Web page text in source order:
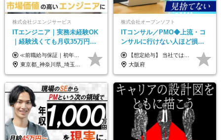
株式会社ジエンジサービス
ITエンジニア｜実務未経験OK
｜経験浅くても月収35万円～
｜チーム参画中心｜フルリモ
ート可｜自社サービスあり
≪前職給与保証｜初年度想定年収420万円～≫ 月給35万円以上＋決算賞与＋交通費 ※スキル・経験を考慮の上、優遇します ※上記月給には固定残業代月20時間分(4万5000円以上)を含みます。超過した場合は、その分追加支給します ※試用期間3～6ヵ月は固定残業代なし(雇用形態やその他待遇・福利厚生は同じです) ＝＝＝＝＝＝＝＝＝＝＝ ▼実力と成長にこだわった評価制度▼ 年2回の評価で昇給・昇格が決まります。 評価は、就業先のお客様からの評価をベースに、目標達成状況やプロジェクトでの役割・貢献度などを総合的に判断して決定します。 日々の働きぶりを実際に見ているお客様の声を反映することで、より公平で納得感のある評価を実現しています。 また、評価後は面談を通じてフィードバックを行い、今後の成長やキャリアについて一緒に考えていきます。 ▼成長につながる目標設定▼ 半期ごとに、具体的な行動ベースの目標を設定し、その達成度や取り組みのプロセスを評価に反映します。 目標は、お客様からのフィードバックや現場での課題をもとに設定するため、「今何を伸ばすべきか」が明確になります。 また、上司との面談を通じて振り返りと次の目標設定を行い、継続的なスキルアップと市場価値の向上を支援しています。
東京都_神奈川県_埼玉県_千葉県_大阪府_愛知県_北海道_青森県_岩手県_宮城県_秋田県_山形県_福島県_茨城県_栃木県_群馬県_新潟県_山梨県_長野県_富山県_石川県_福井県_静岡県_岐阜県_三重県_兵庫県_京都府_滋賀県_奈良県_和歌山県_広島県_岡山県_鳥取県_島根県_山口県_徳島県_香川県_愛媛県_高知県_福岡県_熊本県_佐賀県_長崎県_大分県_宮崎県_鹿児島県_沖縄県
株式会社オープンソフト
ITコンサル／PMO◆上流・コ
ンサルに行けない人ほど損を
する！／ＳＥ・ＰＧ出身から
年収２００万アップ
【想定給与】 当社では、すべてのプロジェクトで受注単価を完全開示。 給与はその単価に連動し、還元率は80％以上を保証しています。 経験・スキル・貢献度に応じて報酬を正当に評価し、前職年収の保証も行っています。 ■正社員 月給35万円以上＋賞与年2回（みなし残業20h分含む） ◇試用期間は3ヶ月（期間中の待遇に変更なし） ◇みなし残業は案件先によって異なります。詳細は面談にてご説明致します。 ※経験・スキルを考慮し優遇 年収例： ・29歳女性／年収700万円（開発→上流転向） ・38歳男性／年収1,100万円（PMO・マネジメント） ・47歳男性／年収1,300万円（ITコンサル・高裁量案件）
大阪府